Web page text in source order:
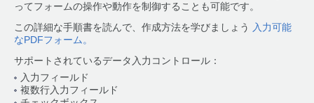
ってフォームの操作や動作を制御することも可能です。
この詳細な手順書を読んで、作成方法を学びましょう
入力可能
なPDFフォーム。
サポートされているデータ入力コントロール：
入力フィールド
複数行入力フィールド